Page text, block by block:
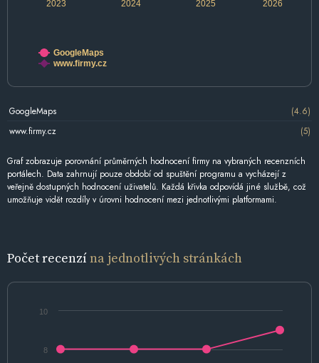
2024 2026
2023 2025
GoogleMaps
www.firmy.cz
GoogleMaps
(4.6)
www.firmy.cz
(5)
Graf zobrazuje porovnání průměrných hodnocení firmy na vybraných recenzních
portálech. Data zahrnují pouze období od spuštění programu a vycházejí z
veřejně dostupných hodnocení uživatelů. Každá křivka odpovídá jiné službě, což
umožňuje vidět rozdíly v úrovni hodnocení mezi jednotlivými platformami.
Počet recenzína jednotlivých stránkách
8
10